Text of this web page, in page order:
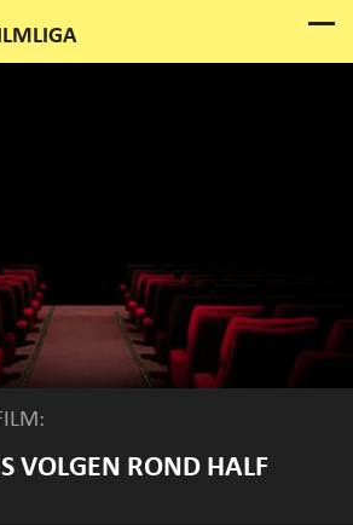
VOLGEN ROND HALF